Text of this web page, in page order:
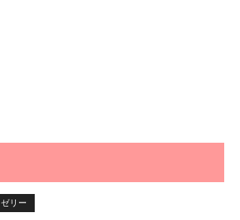
ゼリー